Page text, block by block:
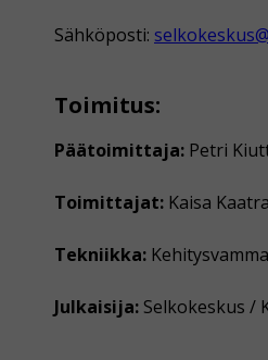
Sähköposti:
Toimitus:
Päätoimittaja: Petri
Toimittajat: Kaisa
Tekniikka:
Julkaisija: Selkokeskus /